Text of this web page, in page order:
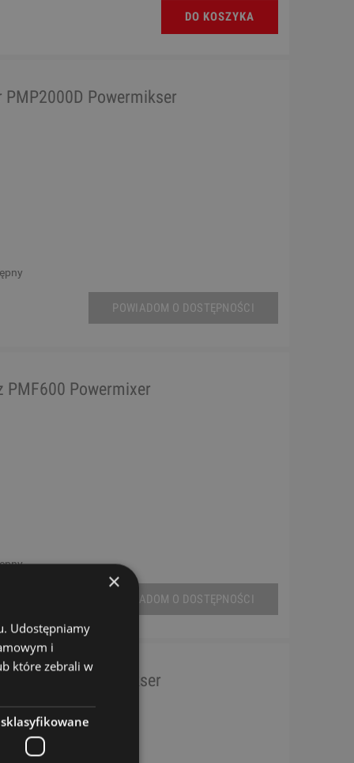
DO KOSZYKA
PMP2000D Powermikser
POWIADOM O DOSTĘPNOŚCI
PMF600 Powermixer
POWIADOM O DOSTĘPNOŚCI
PME122A Powermikser
×
Udostępniamy
i
które zebrali w